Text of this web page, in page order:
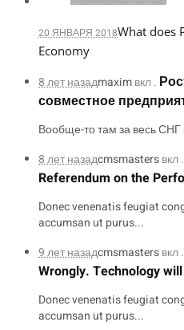
20 ЯНВАРЯ 2018What does
Economy
8 лет назадmaximвкл .
совместное
Вообще-то там за весь СНГ
8 лет назадcmsmastersвкл .
Referendum on the
Donec venenatis feugiat
accumsan ut purus...
9 лет назадcmsmastersвкл .
Wrongly. Technology
Donec venenatis feugiat
accumsan ut purus...